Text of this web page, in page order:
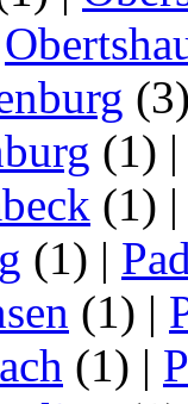
(1)
(1)
(1) |
(1) |
(1) |